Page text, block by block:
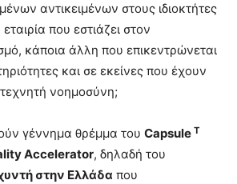
αντικειμένων στους ιδιοκτήτες
που εστιάζει στον
κάποια άλλη που επικεντρώνεται
και σε εκείνες που έχουν
νοημοσύνη;
γέννημα θρέμμα του Capsule T
Accelerator, δηλαδή του
στην Ελλάδα που